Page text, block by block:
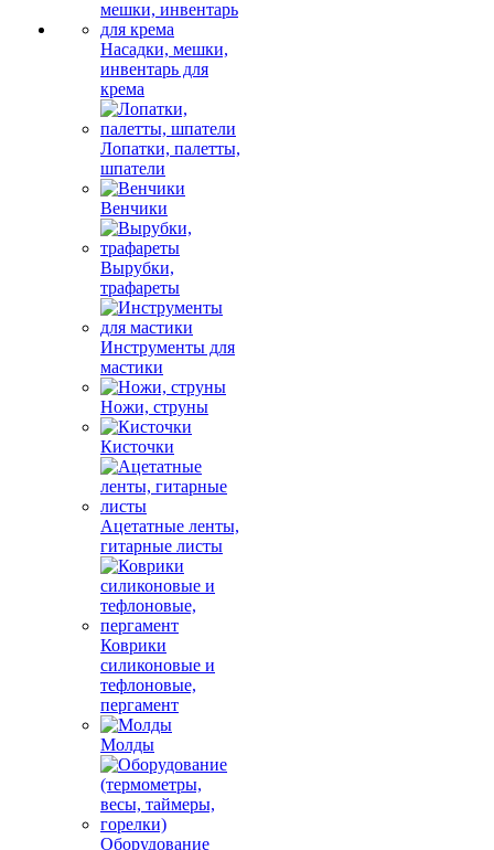
Насадки, мешки,
инвентарь для
крема
Лопатки, палетты,
шпатели
Венчики
Вырубки,
трафареты
Инструменты для
мастики
Ножи, струны
Кисточки
Ацетатные ленты,
гитарные листы
Коврики
силиконовые и
тефлоновые,
пергамент
Молды
Оборудование